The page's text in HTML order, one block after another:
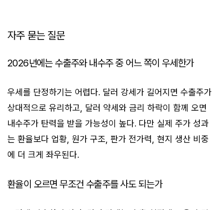
자주 묻는 질문
2026년에는 수출주와 내수주 중 어느 쪽이 우세한가
우세를 단정하기는 어렵다. 달러 강세가 길어지면 수출주가
상대적으로 유리하고, 달러 약세와 금리 하락이 함께 오면
내수주가 탄력을 받을 가능성이 높다. 다만 실제 주가 성과
는 환율보다 업황, 원가 구조, 판가 전가력, 현지 생산 비중
에 더 크게 좌우된다.
환율이 오르면 무조건 수출주를 사도 되는가